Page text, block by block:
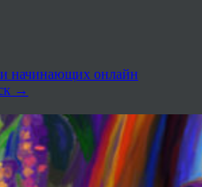
и начинающих онлайн
→